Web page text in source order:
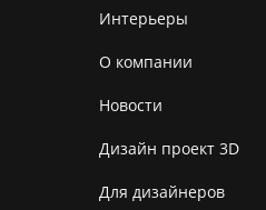
Интерьеры
О компании
Новости
Дизайн проект 3D
Для дизайнеров